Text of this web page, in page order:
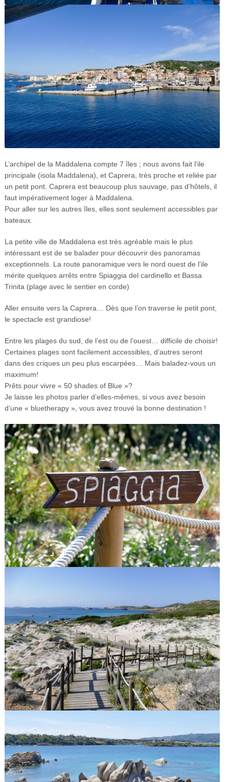
L’archipel de la Maddalena compte 7 îles ; nous avons fait l’ile
principale (isola Maddalena), et Caprera, très proche et reliée par
un petit pont. Caprera est beaucoup plus sauvage, pas d’hôtels, il
faut impérativement loger à Maddalena.
Pour aller sur les autres îles, elles sont seulement accessibles par
bateaux.
La petite ville de Maddalena est très agréable mais le plus
intéressant est de se balader pour découvrir des panoramas
exceptionnels. La route panoramique vers le nord ouest de l’ile
mérite quelques arrêts entre Spiaggia del cardinello et Bassa
Trinita (plage avec le sentier en corde)
Aller ensuite vers la Caprera… Dès que l’on traverse le petit pont,
le spectacle est grandiose!
Entre les plages du sud, de l’est ou de l’ouest… difficile de choisir!
Certaines plages sont facilement accessibles, d’autres seront
dans des criques un peu plus escarpées… Mais baladez-vous un
maximum!
Prêts pour vivre « 50 shades of Blue »?
Je laisse les photos parler d’elles-mêmes, si vous avez besoin
d’une « bluetherapy », vous avez trouvé la bonne destination !